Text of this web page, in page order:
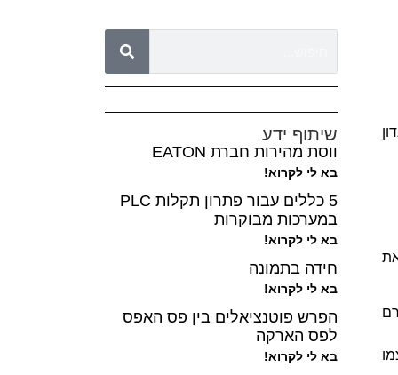
שיתוף ידע
ווסת מהירות חברת EATON
בא לי לקרוא!
5 כללים עבור פתרון תקלות PLC
במערכות מבוקרות
בא לי לקרוא!
חידה בתמונה
בא לי לקרוא!
הפרש פוטנציאלים בין פס האפס
לפס הארקה
בא לי לקרוא!